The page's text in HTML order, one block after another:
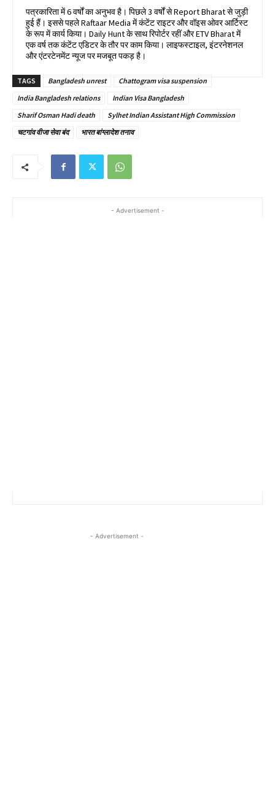
पत्रकारिता में 6 वर्षों का अनुभव है। पिछले 3 वर्षों से Report Bharat से जुड़ी
हुई हैं। इससे पहले Raftaar Media में कंटेंट राइटर और वॉइस ओवर आर्टिस्ट
के रूप में कार्य किया। Daily Hunt के साथ रिपोर्टर रहीं और ETV Bharat में
एक वर्ष तक कंटेंट एडिटर के तौर पर काम किया। लाइफस्टाइल, इंटरनेशनल
और एंटरटेनमेंट न्यूज पर मजबूत पकड़ है।
TAGS Bangladesh unrest
Chattogram visa suspension
India Bangladesh relations
Indian Visa Bangladesh
Sharif Osman Hadi death
Sylhet Indian Assistant High Commission
चटगांव वीजा सेवा बंद
भारत बांग्लादेश तनाव
- Advertisement -
- Advertisement -